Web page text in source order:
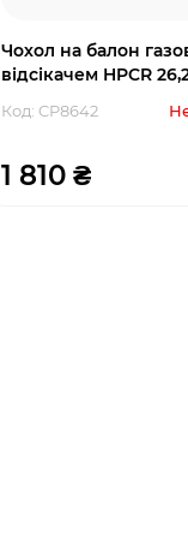
Чохол на балон
відсікачем HPCR
Код: CP8642
1 810 ₴